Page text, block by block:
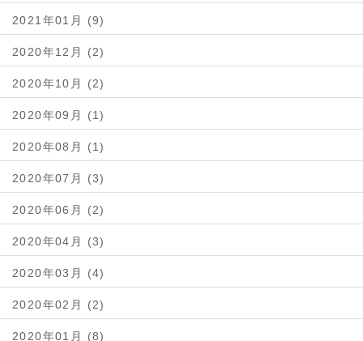
2021年01月 (9)
2020年12月 (2)
2020年10月 (2)
2020年09月 (1)
2020年08月 (1)
2020年07月 (3)
2020年06月 (2)
2020年04月 (3)
2020年03月 (4)
2020年02月 (2)
2020年01月 (8)